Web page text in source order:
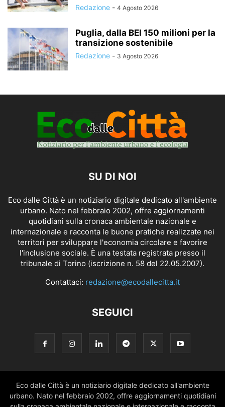
Redazione - 4 Agosto 2026
Puglia, dalla BEI 150 milioni per la
transizione sostenibile
Redazione - 3 Agosto 2026
SU DI NOI
Eco dalle Città è un notiziario digitale dedicato all'ambiente
urbano. Nato nel febbraio 2002, offre aggiornamenti
quotidiani sulla cronaca ambientale nazionale e
internazionale e racconta le buone pratiche realizzate nei
territori per sviluppare l'economia circolare e favorire
l'inclusione sociale. È una testata registrata presso il
tribunale di Torino (iscrizione n. 58 del 22.05.2007).
Contattaci: redazione@ecodallecitta.it
SEGUICI
Eco dalle Città è un notiziario digitale dedicato all'ambiente
urbano. Nato nel febbraio 2002, offre aggiornamenti quotidiani